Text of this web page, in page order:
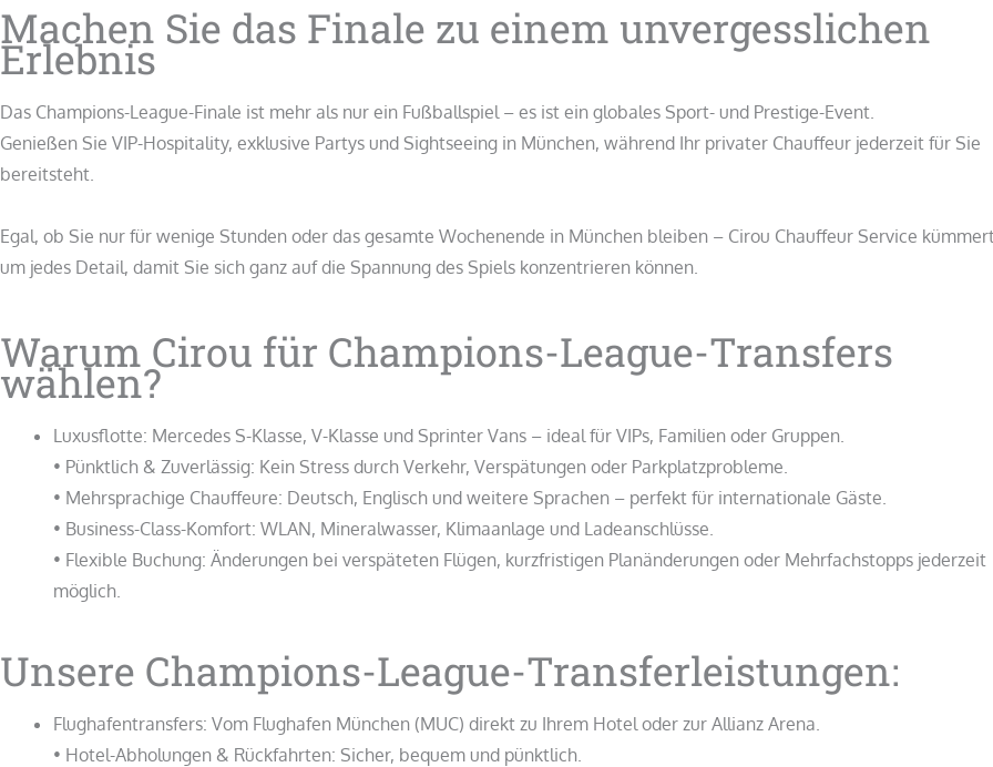
Machen Sie das Finale zu einem unvergesslichen
Erlebnis
Das Champions-League-Finale ist mehr als nur ein Fußballspiel – es ist ein globales Sport- und Prestige-Event.
Genießen Sie VIP-Hospitality, exklusive Partys und Sightseeing in München, während Ihr privater Chauffeur jederzeit für Sie
bereitsteht.
Egal, ob Sie nur für wenige Stunden oder das gesamte Wochenende in München bleiben – Cirou Chauffeur Service
um jedes Detail, damit Sie sich ganz auf die Spannung des Spiels konzentrieren können.
Warum Cirou für Champions-League-Transfers
wählen?
Luxusflotte: Mercedes S-Klasse, V-Klasse und Sprinter Vans – ideal für VIPs, Familien oder Gruppen.
• Pünktlich & Zuverlässig: Kein Stress durch Verkehr, Verspätungen oder Parkplatzprobleme.
• Mehrsprachige Chauffeure: Deutsch, Englisch und weitere Sprachen – perfekt für internationale Gäste.
• Business-Class-Komfort: WLAN, Mineralwasser, Klimaanlage und Ladeanschlüsse.
• Flexible Buchung: Änderungen bei verspäteten Flügen, kurzfristigen Planänderungen oder Mehrfachstopps jederzeit
möglich.
Unsere Champions-League-Transferleistungen:
Flughafentransfers: Vom Flughafen München (MUC) direkt zu Ihrem Hotel oder zur Allianz Arena.
• Hotel-Abholungen & Rückfahrten: Sicher, bequem und pünktlich.